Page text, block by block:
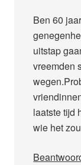
Ben 60
uitstap
vreemden
laatste tijd
wie het